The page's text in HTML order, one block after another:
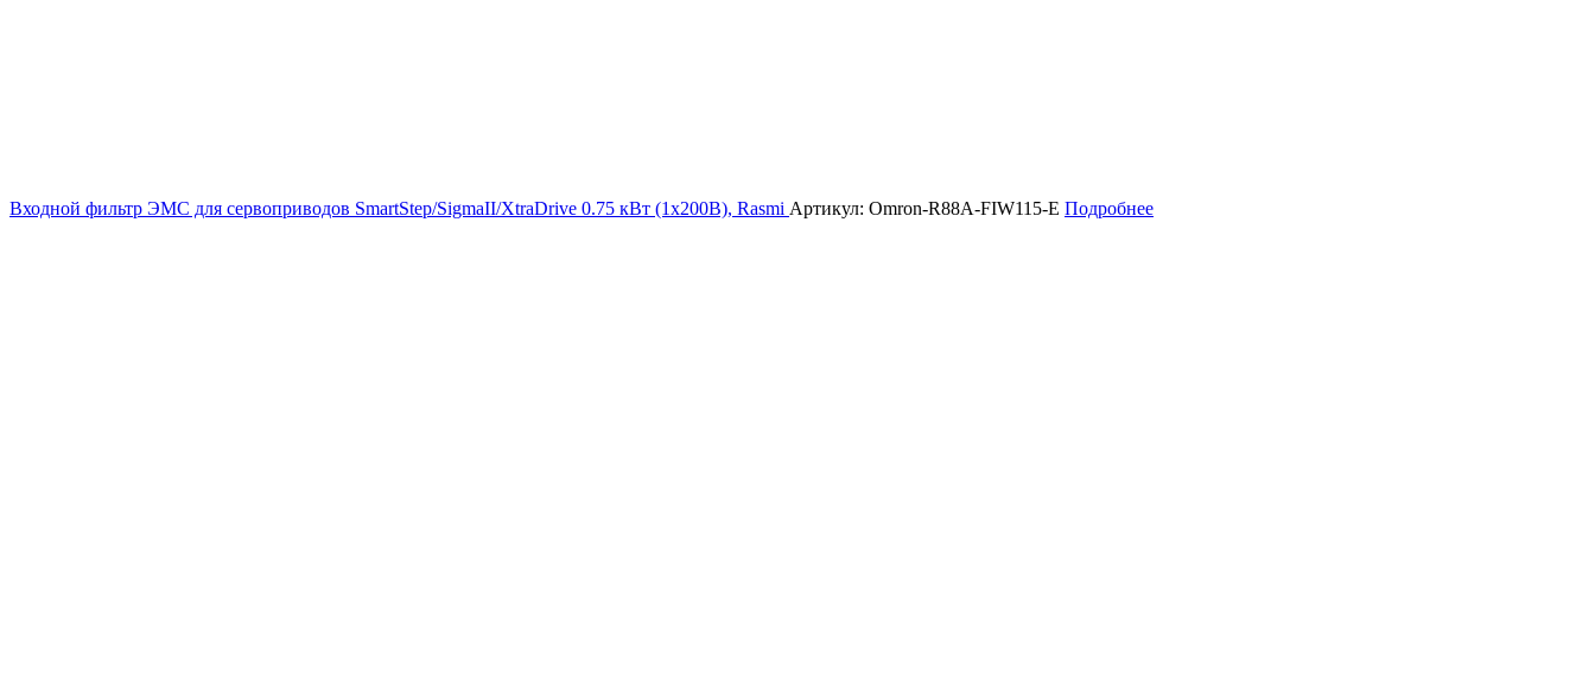
Входной фильтр ЭМС для сервоприводов SmartStep/SigmaII/XtraDrive 0.75 кВт (1х200В), Rasmi Артикул: Omron-R88A-FIW115-E Подробнее